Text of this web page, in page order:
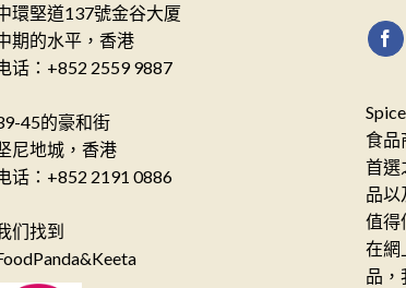
環堅道137號金谷大厦
期的水平，香港
话：+852 2559 9887
45的豪和街
尼地城，香港
话：+852 2191 0886
们找到
食品
首選
品以
值得
在網
品，